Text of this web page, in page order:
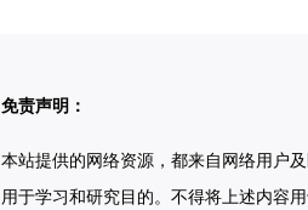
免责声明：
本站提供的网络资源，都来自网络用户
用于学习和研究目的。不得将上述内容